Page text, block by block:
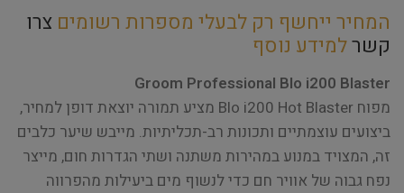
המחיר ייחשף רק לבעלי מספרות רשומים צרו
קשרלמידע נוסף
Groom Professional Blo i200 Blaster
מפוח Blo i200 Hot Blaster מציע תמורה יוצאת דופן למחיר,
ביצועים עוצמתיים ותכונות רב-תכליתיות. מייבש שיער כלבים
זה, המצויד במנוע במהירות משתנה ושתי הגדרות חום, מייצר
נפח גבוה של אוויר חם כדי לנשוף מים ביעילות מהפרווה